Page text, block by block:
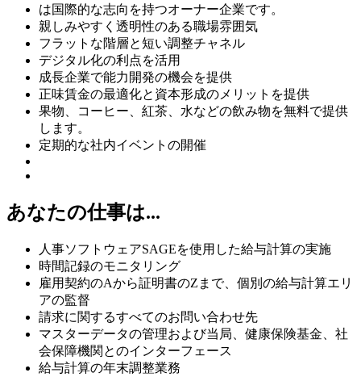
は国際的な志向を持つオーナー企業です。
親しみやすく透明性のある職場雰囲気
フラットな階層と短い調整チャネル
デジタル化の利点を活用
成長企業で能力開発の機会を提供
正味賃金の最適化と資本形成のメリットを提供
果物、コーヒー、紅茶、水などの飲み物を無料で提供
します。
定期的な社内イベントの開催
あなたの仕事は...
人事ソフトウェアSAGEを使用した給与計算の実施
時間記録のモニタリング
雇用契約のAから証明書のZまで、個別の給与計算エリ
アの監督
請求に関するすべてのお問い合わせ先
マスターデータの管理および当局、健康保険基金、社
会保障機関とのインターフェース
給与計算の年末調整業務